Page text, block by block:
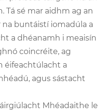
Tá sé mar aidhm ag an
na buntáistí iomadúla a
a dhéanamh i meaisín
coincréite, ag
éifeachtúlacht a
agus sástacht
Mhéadaithe le